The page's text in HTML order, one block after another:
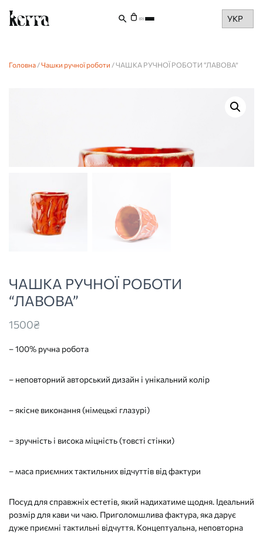
Choose
a
(0)
Головна /Чашки ручної роботи / ЧАШКА РУЧНОЇ РОБОТИ “ЛАВОВА”
ЧАШКА РУЧНОЇ РОБОТИ
“ЛАВОВА”
1500₴
– 100% ручна робота
– неповторний авторський дизайн і унікальний колір
– якісне виконання (німецькі глазурі)
– зручність і висока міцність (товсті стінки)
– маса приємних тактильних відчуттів від фактури
Посуд для справжніх естетів, який надихатиме щодня. Ідеальний
розмір для кави чи чаю. Приголомшлива фактура, яка дарує
дуже приємні тактильні відчуття. Концептуальна, неповторна